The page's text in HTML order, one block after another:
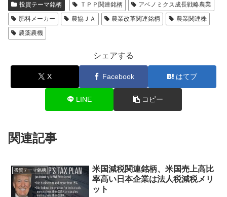
投資テーマ銘柄 ＴＰＰ関連銘柄
アベノミクス成長戦略農業
肥料メーカー
農協ＪＡ 農業改革関連銘柄
農業関連株
農薬農機
シェアする
X Facebook はてブ
LINE コピー
関連記事
投資テーマ銘柄
米国減税関連銘柄、米国売上高比
率高い日本企業は法人税減税メリ
ット